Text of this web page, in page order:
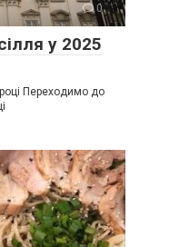
0
у 2025
Переходимо до